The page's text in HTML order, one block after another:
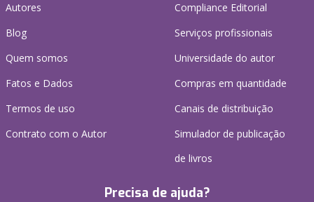
Autores
Blog
Quem somos
Fatos e Dados
Termos de uso
Contrato com o Autor
Compliance Editorial
Serviços profissionais
Universidade do autor
Compras em quantidade
Canais de distribuição
Simulador de publicação
de livros
Precisa de ajuda?